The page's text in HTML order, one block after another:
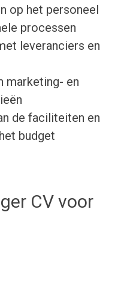
op het personeel
processen
leveranciers en
marketing- en
de faciliteiten en
budget
CV voor